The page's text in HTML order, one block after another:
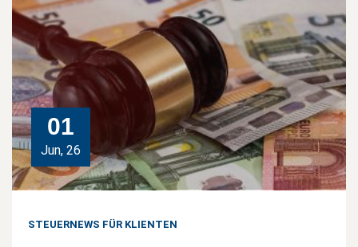
01
Jun, 26
STEUERNEWS FÜR KLIENTEN